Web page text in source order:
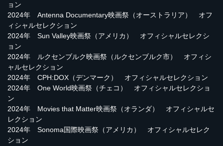
ョン
2024年 Antenna Documentary映画祭（オーストラリア） オフ
ィシャルセレクション
2024年 Sun Valley映画祭（アメリカ） オフィシャルセレクシ
ョン
2024年 ルクセンブルク映画祭（ルクセンブルク市） オフィシ
ャルセレクション
2024年 CPH:DOX（デンマーク） オフィシャルセレクション
2024年 One World映画祭（チェコ） オフィシャルセレクショ
ン
2024年 Movies that Matter映画祭（オランダ） オフィシャルセ
レクション
2024年 Sonoma国際映画祭（アメリカ） オフィシャルセレク
ション